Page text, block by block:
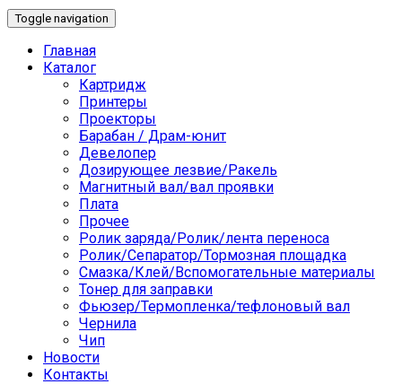
Toggle navigation
Главная
Каталог
Картридж
Принтеры
Проекторы
Барабан / Драм-юнит
Девелопер
Дозирующее лезвие/Ракель
Магнитный вал/вал проявки
Плата
Прочее
Ролик заряда/Ролик/лента переноса
Ролик/Сепаратор/Тормозная площадка
Смазка/Клей/Вспомогательные материалы
Тонер для заправки
Фьюзер/Термопленка/тефлоновый вал
Чернила
Чип
Новости
Контакты